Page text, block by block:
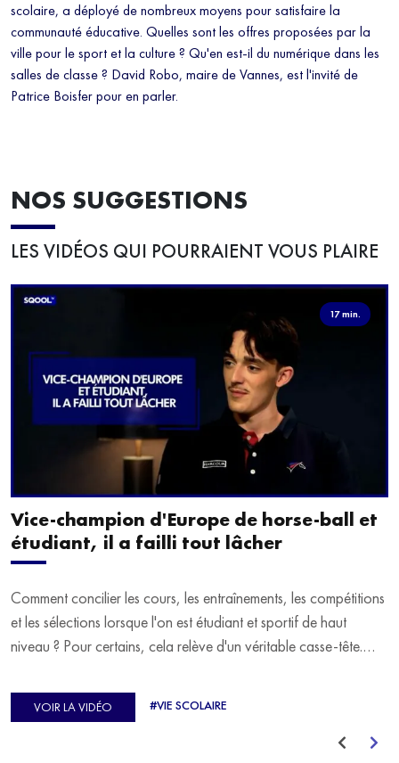
scolaire, a déployé de nombreux moyens pour satisfaire la
communauté éducative. Quelles sont les offres proposées par la
ville pour le sport et la culture ? Qu'en est-il du numérique dans les
salles de classe ? David Robo, maire de Vannes, est l'invité de
Patrice Boisfer pour en parler.
NOS SUGGESTIONS
LES VIDÉOS QUI POURRAIENT VOUS PLAIRE
17 min.
Vice-champion d'Europe de horse-ball et
étudiant, il a failli tout lâcher
Comment concilier les cours, les entraînements, les compétitions
et les sélections lorsque l'on est étudiant et sportif de haut
niveau ? Pour certains, cela relève d'un véritable casse-tête.
d'Europe de Horse-ball, qui a failli abandonner ses études
avant de trouver un nouvel équilibre.
VOIR LA VIDÉO #VIE SCOLAIRE